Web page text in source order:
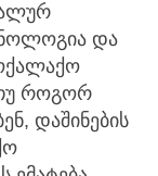
და
როგორ
დაშინების